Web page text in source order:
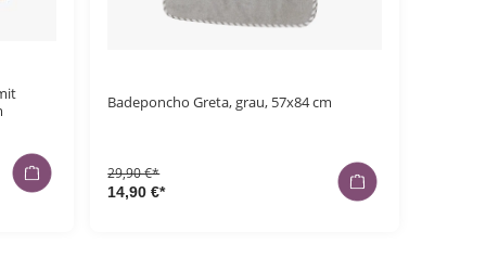
Badeponcho Greta, grau, 57x84 cm
29,90 €*
14,90 €*